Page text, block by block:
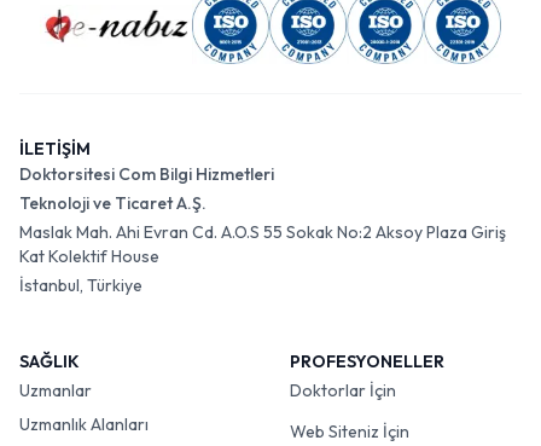
İLETİŞİM
Doktorsitesi Com Bilgi Hizmetleri
Teknoloji ve Ticaret A.Ş.
Maslak Mah. Ahi Evran Cd. A.O.S 55 Sokak No:2 Aksoy Plaza Giriş
Kat Kolektif House
İstanbul, Türkiye
SAĞLIK
Uzmanlar
Uzmanlık Alanları
PROFESYONELLER
Doktorlar İçin
Web Siteniz İçin